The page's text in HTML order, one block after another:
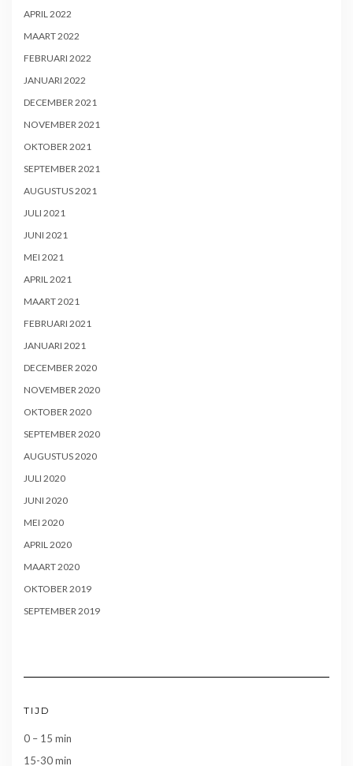
APRIL 2022
MAART 2022
FEBRUARI 2022
JANUARI 2022
DECEMBER 2021
NOVEMBER 2021
OKTOBER 2021
SEPTEMBER 2021
AUGUSTUS 2021
JULI 2021
JUNI 2021
MEI 2021
APRIL 2021
MAART 2021
FEBRUARI 2021
JANUARI 2021
DECEMBER 2020
NOVEMBER 2020
OKTOBER 2020
SEPTEMBER 2020
AUGUSTUS 2020
JULI 2020
JUNI 2020
MEI 2020
APRIL 2020
MAART 2020
OKTOBER 2019
SEPTEMBER 2019
TIJD
0 – 15 min
15-30 min